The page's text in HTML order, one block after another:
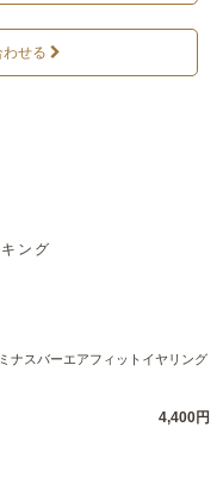
せる
ング
ナスバーエアフィットイヤリング
4,400円